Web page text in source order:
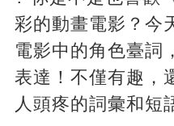
彩的動畫電影？今
電影中的角色臺詞
表達！不僅有趣，
人頭疼的詞彙和短